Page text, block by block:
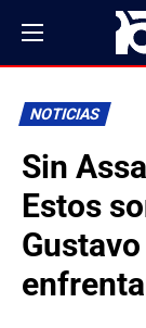
NOTICIAS
Sin
Estos